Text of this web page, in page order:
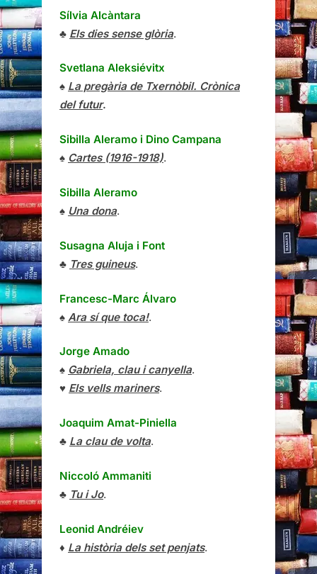
Sílvia Alcàntara
♣ Els dies sense glòria.
Svetlana Aleksiévitx
♠ La pregària de Txernòbil. Crònica
del futur.
Sibilla Aleramo i Dino Campana
♠ Cartes (1916-1918).
Sibilla Aleramo
♠ Una dona.
Susagna Aluja i Font
♣ Tres guineus.
Francesc-Marc Álvaro
♠ Ara sí que toca!.
Jorge Amado
♠ Gabriela, clau i canyella.
♥ Els vells mariners.
Joaquim Amat-Piniella
♣ La clau de volta.
Niccoló Ammaniti
♣ Tu i Jo.
Leonid Andréiev
♦ La història dels set penjats.